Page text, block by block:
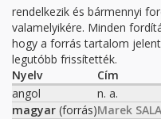
rendelkezik és bármennyi
valamelyikére. Minden
hogy a forrás tartalom
legutóbb frissítették.
Nyelv
Cím
angol
n. a.
magyar (forrás)Marek